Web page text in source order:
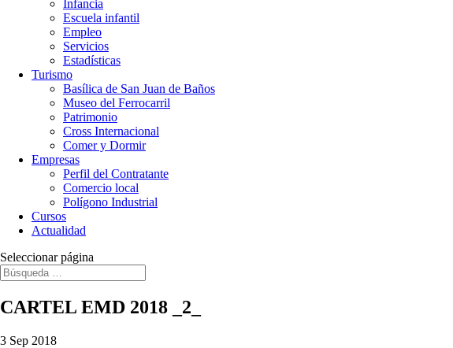
Infancia
Escuela infantil
Empleo
Servicios
Estadísticas
Turismo
Basílica de San Juan de Baños
Museo del Ferrocarril
Patrimonio
Cross Internacional
Comer y Dormir
Empresas
Perfil del Contratante
Comercio local
Polígono Industrial
Cursos
Actualidad
Seleccionar página
CARTEL EMD 2018 _2_
3 Sep 2018